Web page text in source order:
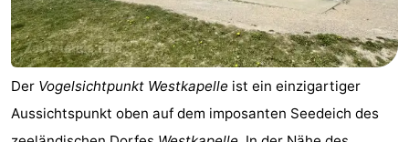
Bruinisse
-
Zierikzee
-
Natur
Oosterschelde
-
Burgh
Der Vogelsichtpunkt Westkapelle ist ein einzigartiger
Aussichtspunkt oben auf dem imposanten Seedeich des